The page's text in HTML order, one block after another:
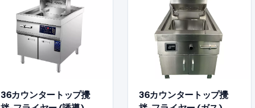
36カウンタートップ攪
36カウンタートップ攪